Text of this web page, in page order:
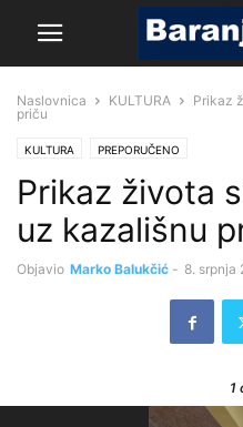
Naslovnica KULTURA
Prikaz
priču
KULTURA PREPORUČENO
Prikaz života
uz kazališnu
Objavio Marko Balukčić - 8. srpnja
1